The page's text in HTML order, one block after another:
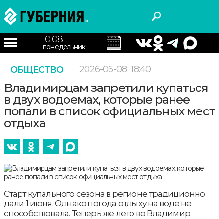
10.08
понедельник
ОБЩЕСТВО 2026-06-08 18:40
Владимирцам запретили купаться
в двух водоемах, которые ранее
попали в список официальных мест
отдыха
Старт купального сезона в регионе традиционно
дали 1 июня. Однако погода отдыху на воде не
способствовала. Теперь же лето во Владимир